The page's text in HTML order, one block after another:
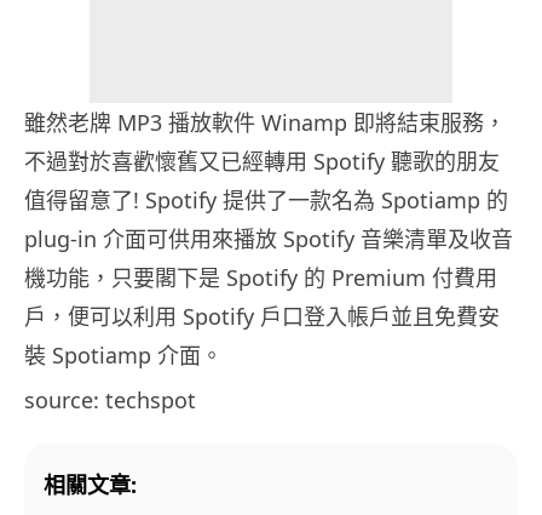
雖然老牌 MP3 播放軟件 Winamp 即將結束服務，
不過對於喜歡懷舊又已經轉用 Spotify 聽歌的朋友
值得留意了! Spotify 提供了一款名為 Spotiamp 的
plug-in 介面可供用來播放 Spotify 音樂清單及收音
機功能， 只要閣下是 Spotify 的 Premium 付費用
戶，便可以利用 Spotify 戶口登入帳戶並且免費安
裝 Spotiamp 介面。
source: techspot
相關文章: